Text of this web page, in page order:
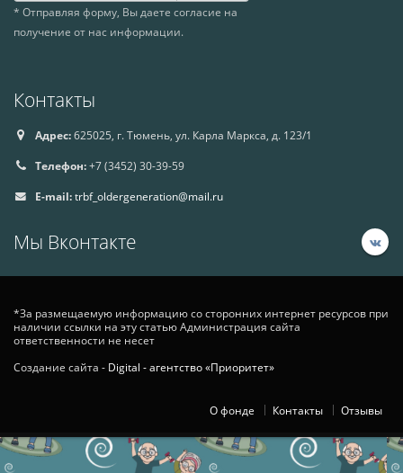
* Отправляя форму, Вы даете согласие на
получение от нас информации.
Контакты
Адрес:625025, г. Тюмень, ул. Карла Маркса, д. 123/1
Телефон:+7 (3452) 30-39-59
E-mail:trbf_oldergeneration@mail.ru
Мы Вконтакте
*За размещаемую информацию со сторонних интернет ресурсов при
наличии ссылки на эту статью Администрация сайта
ответственности не несет
Создание сайта - Digital - агентство «Приоритет»
О фонде Контакты Отзывы